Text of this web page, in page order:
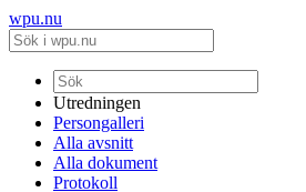
wpu.nu
Utredningen
Persongalleri
Alla avsnitt
Alla dokument
Protokoll